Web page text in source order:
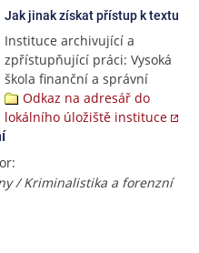
Jak jinak získat přístup k textu
Instituce archivující a
zpřístupňující práci: Vysoká
škola finanční a správní
Odkaz na adresář do
lokálního úložiště instituce
/ Kriminalistika a forenzní